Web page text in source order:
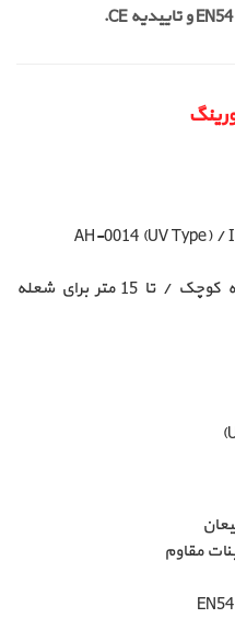
AH-0014 (UV Type) /
تا 3 متر برای شعله کوچک / تا 15 متر برای شعله
مقاوم